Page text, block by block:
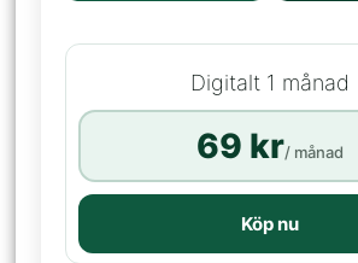
Digitalt 1 månad
69 kr/ månad
Köp nu